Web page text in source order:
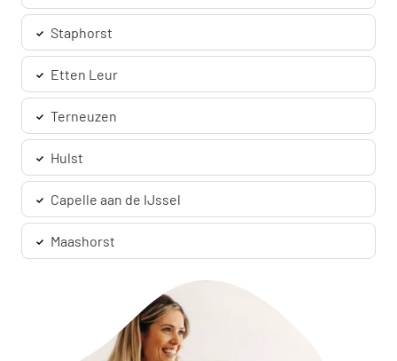
Staphorst
Etten Leur
Terneuzen
Hulst
Capelle aan de IJssel
Maashorst